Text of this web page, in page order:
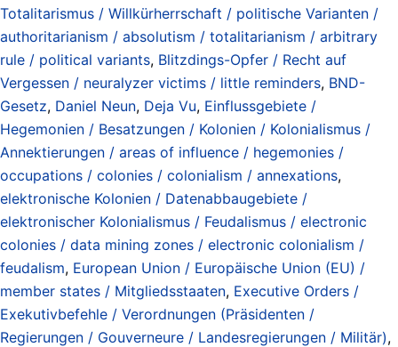
Totalitarismus / Willkürherrschaft / politische Varianten /
authoritarianism / absolutism / totalitarianism / arbitrary
rule / political variants, Blitzdings-Opfer / Recht auf
Vergessen / neuralyzer victims / little reminders, BND-
Gesetz, Daniel Neun, Deja Vu, Einflussgebiete /
Hegemonien / Besatzungen / Kolonien / Kolonialismus /
Annektierungen / areas of influence / hegemonies /
occupations / colonies / colonialism / annexations,
elektronische Kolonien / Datenabbaugebiete /
elektronischer Kolonialismus / Feudalismus / electronic
colonies / data mining zones / electronic colonialism /
feudalism, European Union / Europäische Union (EU) /
member states / Mitgliedsstaaten, Executive Orders /
Exekutivbefehle / Verordnungen (Präsidenten /
Regierungen / Gouverneure / Landesregierungen / Militär),